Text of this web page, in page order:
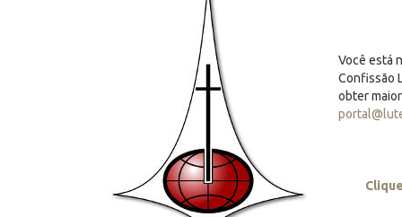
Você está
Confissão
obter